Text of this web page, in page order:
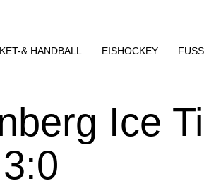
& HANDBALL EISHOCKEY
Ice